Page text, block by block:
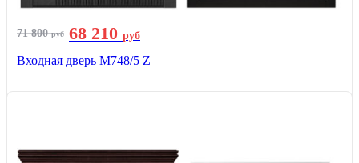
71 800руб 68 210 руб
Входная дверь М748/5 Z